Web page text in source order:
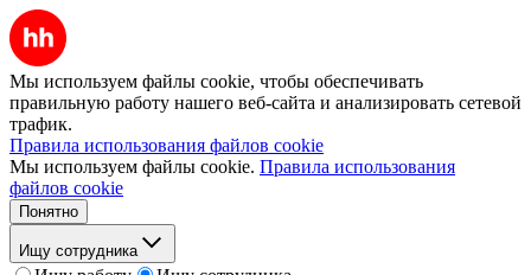
Мы используем файлы cookie, чтобы обеспечивать
правильную работу нашего веб-сайта и анализировать сетевой
трафик.
Правила использования файлов cookie
Мы используем файлы cookie. Правила использования
файлов cookie
Понятно
Ищу сотрудника